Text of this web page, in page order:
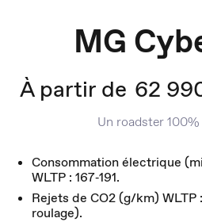
MG
À partir de 62
Un roadster
Consommation électrique
WLTP : 167‑191.
Rejets de CO2 (g/km) WLTP
roulage).